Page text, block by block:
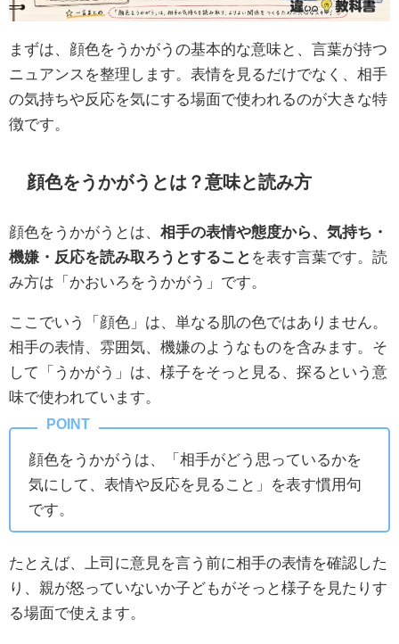
まずは、顔色をうかがうの基本的な意味と、言葉が持つ
ニュアンスを整理します。表情を見るだけでなく、相手
の気持ちや反応を気にする場面で使われるのが大きな特
徴です。
顔色をうかがうとは？意味と読み方
顔色をうかがうとは、 相手の表情や態度から、気持ち・
機嫌・反応を読み取ろうとすること を表す言葉です。読
み方は「かおいろをうかがう」です。
ここでいう「顔色」は、単なる肌の色ではありません。
相手の表情、雰囲気、機嫌のようなものを含みます。そ
して「うかがう」は、様子をそっと見る、探るという意
味で使われています。
顔色をうかがうは、「相手がどう思っているかを
気にして、表情や反応を見ること」を表す慣用句
です。
たとえば、上司に意見を言う前に相手の表情を確認した
り、親が怒っていないか子どもがそっと様子を見たりす
る場面で使えます。